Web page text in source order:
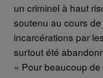
un criminel à haut
soutenu au cours
incarcérations par
surtout été
« Pour beaucoup